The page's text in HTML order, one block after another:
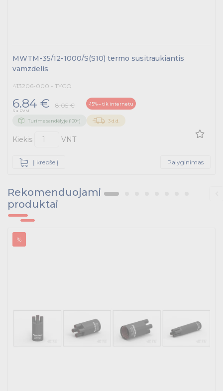
MWTM-35/12-1000/S(S10) termo susitraukiantis
vamzdelis
413206-000 - TYCO
6.84 € 8.05 € -15% – tik internetu
Su PVM
Turime sandėlyje (100+) 3 d.d.
Kiekis VNT
Į krepšelį Palyginimas
Rekomenduojami
produktai
%